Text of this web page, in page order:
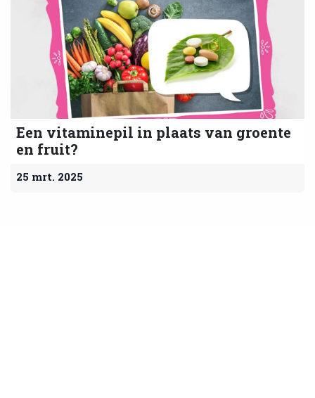
Een vitaminepil in plaats van groente
en fruit?
25 mrt. 2025